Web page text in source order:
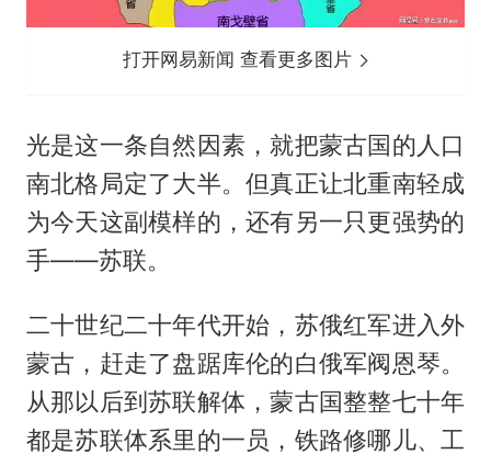
打开网易新闻 查看更多图片
光是这一条自然因素，就把蒙古国的人口
南北格局定了大半。但真正让北重南轻成
为今天这副模样的，还有另一只更强势的
手——苏联。
二十世纪二十年代开始，苏俄红军进入外
蒙古，赶走了盘踞库伦的白俄军阀恩琴。
从那以后到苏联解体，蒙古国整整七十年
都是苏联体系里的一员，铁路修哪儿、工